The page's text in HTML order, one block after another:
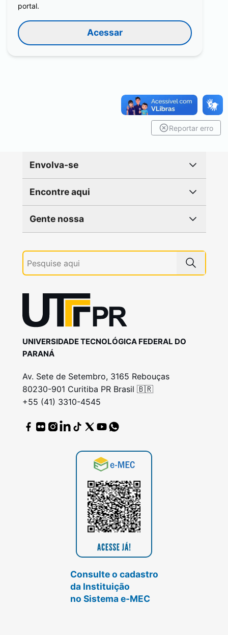
portal.
Acessar
Reportar erro
Envolva-se
Encontre aqui
Gente nossa
UNIVERSIDADE TECNOLÓGICA FEDERAL DO
PARANÁ
Av. Sete de Setembro, 3165 Rebouças
80230-901 Curitiba PR Brasil 🇧🇷
+55 (41) 3310-4545
Consulte o cadastro
da Instituição
no Sistema e-MEC